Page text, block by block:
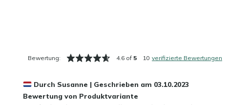
Bewertung: 4.6 of 5 10 verifizierte Bewertungen
Durch Susanne | Geschrieben am 03.10.2023
Bewertung von Produktvariante